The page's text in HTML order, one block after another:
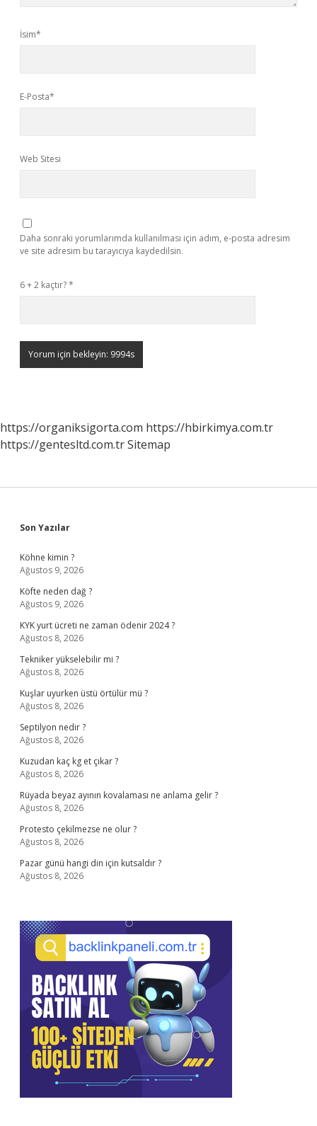
İsim*
E-Posta*
Web Sitesi
Daha sonraki yorumlarımda kullanılması için adım, e-posta adresim
ve site adresim bu tarayıcıya kaydedilsin.
6 + 2 kaçtır?*
https://organiksigorta.com https://hbirkimya.com.tr
https://gentesltd.com.trSitemap
Sidebar
Son Yazılar
Köhne kimin ?
Ağustos 9, 2026
Köfte neden dağ ?
Ağustos 9, 2026
KYK yurt ücreti ne zaman ödenir 2024 ?
Ağustos 8, 2026
Tekniker yükselebilir mi ?
Ağustos 8, 2026
Kuşlar uyurken üstü örtülür mü ?
Ağustos 8, 2026
Septilyon nedir ?
Ağustos 8, 2026
Kuzudan kaç kg et çıkar ?
Ağustos 8, 2026
Rüyada beyaz ayının kovalaması ne anlama gelir ?
Ağustos 8, 2026
Protesto çekilmezse ne olur ?
Ağustos 8, 2026
Pazar günü hangi din için kutsaldır ?
Ağustos 8, 2026